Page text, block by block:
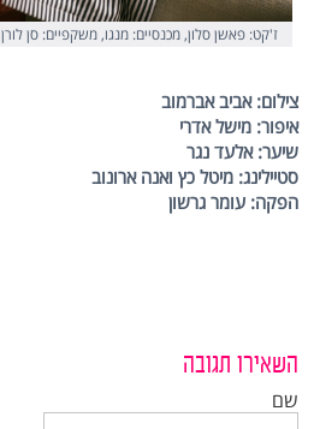
ז'קט: פאשן סלון, מכנסיים: מנגו, משקפיים: סן לורן
צילום: אביב אברמוב
איפור: מישל אדרי
שיער: אלעד נגר
סטיילינג: מיטל כץ ואנה ארונוב
הפקה: עומר גרשון
השאירו תגובה
שם